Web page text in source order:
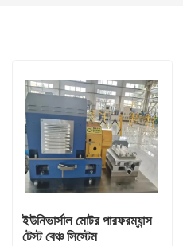
ইউনিভার্সাল মোটর পারফরম্যান্স
টেস্ট বেঞ্চ সিস্টেম